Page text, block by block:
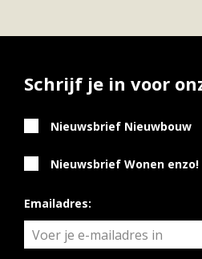
Schrijf je in voor
Nieuwsbrief Nieuwbouw
Nieuwsbrief Wonen enzo!
Emailadres: